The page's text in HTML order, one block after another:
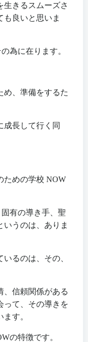
生きるスムーズさ
も良いと思いま
為に在ります。
め、準備をするた
成長して行く同
ための学校 NOW
有の導き手、聖
うのは、ありま
るのは、その、
、信頼関係がある
って、その導きを
す。
の特徴です。